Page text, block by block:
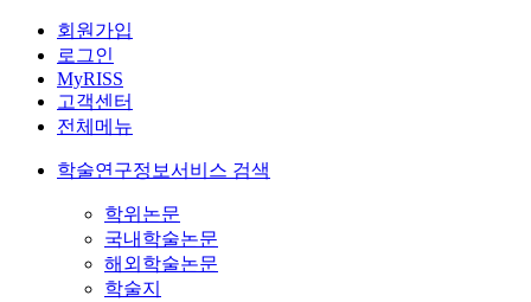
회원가입
로그인
MyRISS
고객센터
전체메뉴
학술연구정보서비스 검색
학위논문
국내학술논문
해외학술논문
학술지